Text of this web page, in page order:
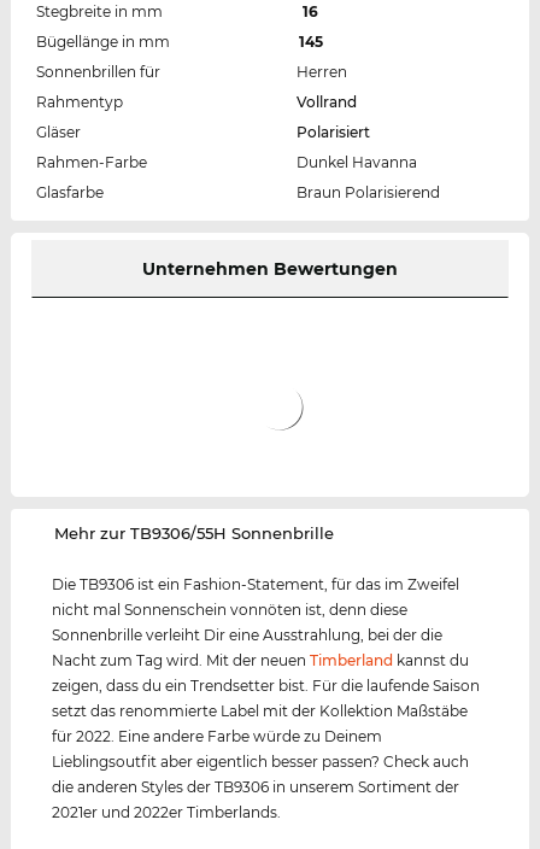
Stegbreite in mm
16
Bügellänge in mm
145
Sonnenbrillen für
Herren
Rahmentyp
Vollrand
Gläser
Polarisiert
Rahmen-Farbe
Dunkel Havanna
Glasfarbe
Braun Polarisierend
Unternehmen Bewertungen
‌Mehr zur TB9306/55H Sonnenbrille
Die TB9306 ist ein Fashion-Statement, für das im Zweifel
nicht mal Sonnenschein vonnöten ist, denn diese
Sonnenbrille verleiht Dir eine Ausstrahlung, bei der die
Nacht zum Tag wird. Mit der neuenTimberland kannst du
zeigen, dass du ein Trendsetter bist. Für die laufende Saison
setzt das renommierte Label mit der Kollektion Maßstäbe
für 2022. Eine andere Farbe würde zu Deinem
Lieblingsoutfit aber eigentlich besser passen? Check auch
die anderen Styles der TB9306 in unserem Sortiment der
2021er und 2022er Timberlands.